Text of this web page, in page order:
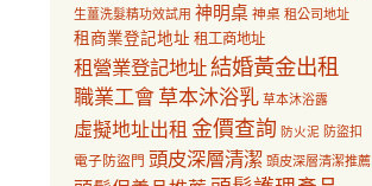
生薑洗髮精功效試用 神明桌 神桌 租公司地址
租商業登記地址 租工商地址
租營業登記地址結婚黃金出租
職業工會草本沐浴乳 草本沐浴露
虛擬地址出租 金價查詢 防火泥 防盜扣
電子防盜門 頭皮深層清潔 頭皮深層清潔推薦